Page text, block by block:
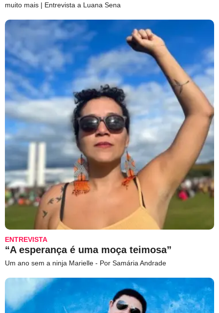
muito mais | Entrevista a Luana Sena
ENTREVISTA
“A esperança é uma moça teimosa”
Um ano sem a ninja Marielle - Por Samária Andrade